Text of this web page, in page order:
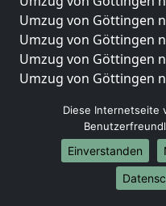
Umzug von Göttingen
Umzug von Göttingen
Umzug von Göttingen
Umzug von Göttingen
Umzüge-
Umzug von Göttingen
Umzug von Göttingen
Umzug von Göttingen
Diese Internetseite
Einverstanden